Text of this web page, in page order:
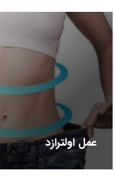
عمل اولترازد